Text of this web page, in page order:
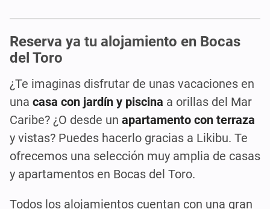
Reserva ya tu alojamiento en Bocas
del Toro
¿Te imaginas disfrutar de unas vacaciones en
una casa con jardín y piscina a orillas del Mar
Caribe? ¿O desde un apartamento con terraza
y vistas? Puedes hacerlo gracias a Likibu. Te
ofrecemos una selección muy amplia de casas
y apartamentos en Bocas del Toro.
Todos los alojamientos cuentan con una gran